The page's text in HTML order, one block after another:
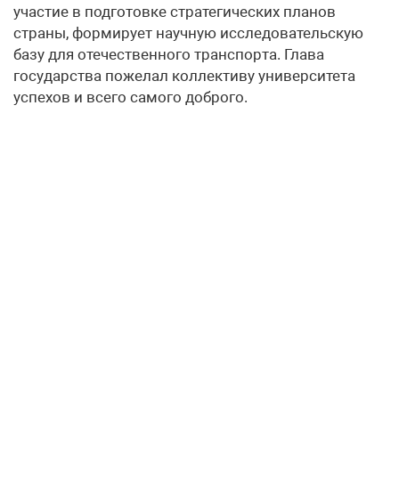
участие в подготовке стратегических планов
страны, формирует научную исследовательскую
базу для отечественного транспорта. Глава
государства пожелал коллективу университета
успехов и всего самого доброго.